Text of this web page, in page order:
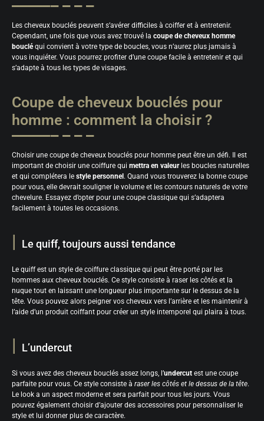
Les cheveux bouclés peuvent s’avérer difficiles à coiffer et à entretenir.
Cependant, une fois que vous avez trouvé la coupe de cheveux homme
boucléqui convient à votre type de boucles, vous n’aurez plus jamais à
vous inquiéter. Vous pourrez profiter d’une coupe facile à entretenir et qui
s’adapte à tous les types de visages.
Coupe de cheveux bouclés pour
homme : comment la choisir ?
Choisir une coupe de cheveux bouclés pour homme peut être un défi. Il est
important de choisir une coiffure qui mettra en valeur les boucles naturelles
et qui complétera le style personnel . Quand vous trouverez la bonne coupe
pour vous, elle devrait souligner le volume et les contours naturels de votre
chevelure. Essayez d’opter pour une coupe classique qui s’adaptera
facilement à toutes les occasions.
Le quiff, toujours aussi tendance
Le quiff est un style de coiffure classique qui peut être porté par les
hommes aux cheveux bouclés. Ce style consiste à raser les côtés et la
nuque tout en laissant une longueur plus importante sur le dessus de la
tête. Vous pouvez alors peigner vos cheveux vers l’arrière et les maintenir à
l’aide d’un produit coiffant pour créer un style intemporel qui plaira à tous.
L’undercut
Si vous avez des cheveux bouclés assez longs, l’undercut est une coupe
parfaite pour vous. Ce style consiste à raser les côtés et le dessus de la tête.
Le look a un aspect moderne et sera parfait pour tous les jours. Vous
pouvez également choisir d’ajouter des accessoires pour personnaliser le
style et lui donner plus de caractère.